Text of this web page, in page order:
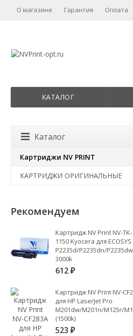
О магазине Гарантия Оплата
КАТАЛОГ
Каталог
Картриджи NV PRINT
КАРТРИДЖИ ОРИГИНАЛЬНЫЕ
Рекомендуем
Картридж NV Print NV-TK-
1150 Kyocera для ECOSYS
P2235d/P2235dn/
3000k
612 ₽
Картридж NV Print NV-
для HP LaserJet Pro
M201dw/M201n/M125r/
(1500k)
523 ₽